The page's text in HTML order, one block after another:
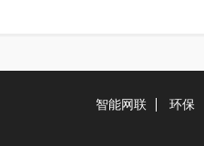
智能网联 环保